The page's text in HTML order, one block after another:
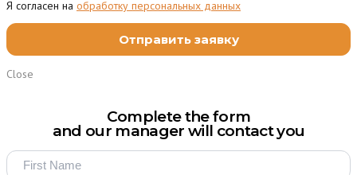
Я согласен на обработку персональных данных
Close
Complete the form
and our manager will contact you